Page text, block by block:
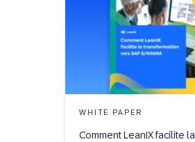
WHITE PAPER
Comment LeanIX facilite la